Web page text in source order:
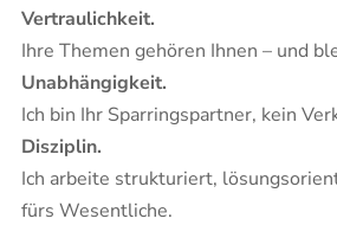
Vertraulichkeit.
Ihre Themen gehören Ihnen – und
Unabhängigkeit.
Ich bin Ihr Sparringspartner, kein
Disziplin.
Ich arbeite strukturiert,
fürs Wesentliche.